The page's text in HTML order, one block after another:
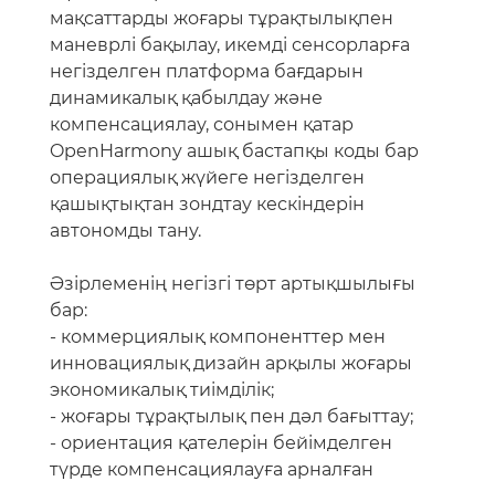
мақсаттарды жоғары тұрақтылықпен
маневрлі бақылау, икемді сенсорларға
негізделген платформа бағдарын
динамикалық қабылдау және
компенсациялау, сонымен қатар
OpenHarmony ашық бастапқы коды бар
операциялық жүйеге негізделген
қашықтықтан зондтау кескіндерін
автономды тану.
Әзірлеменің негізгі төрт артықшылығы
бар:
- коммерциялық компоненттер мен
инновациялық дизайн арқылы жоғары
экономикалық тиімділік;
- жоғары тұрақтылық пен дәл бағыттау;
- ориентация қателерін бейімделген
түрде компенсациялауға арналған